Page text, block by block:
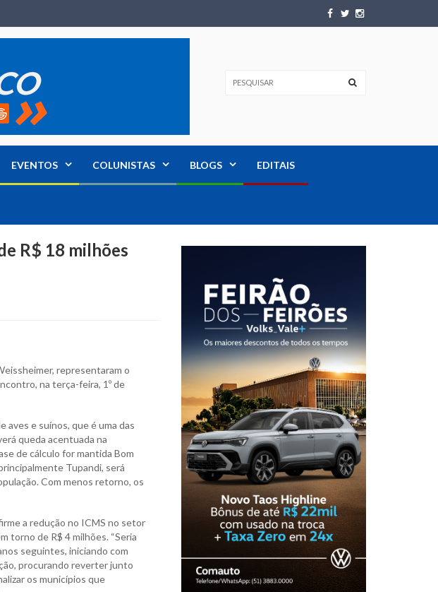
EVENTOS COLUNISTAS BLOGS EDITAIS
R$ 18 milhões
representaram o
na terça-feira, 1º de
aves e suínos, que é uma das
queda acentuada na
de cálculo for mantida Bom
Tupandi, será
Com menos retorno, os
a redução no ICMS no setor
torno de R$ 4 milhões. “Seria
seguintes, iniciando com
procurando reverter junto
os municípios que